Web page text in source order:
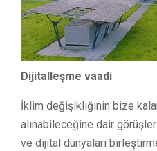
Dijitalleşme vaadi
İklim değişikliğinin bize
alınabileceğine dair
ve dijital dünyaları